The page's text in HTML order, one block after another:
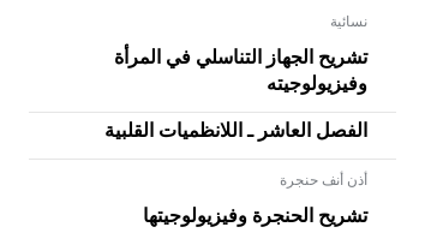
نسائية
تشريح الجهاز التناسلي في المرأة
وفيزيولوجيته
الفصل العاشر ـ اللانظميات القلبية
أذن أنف حنجرة
تشريح الحنجرة وفيزيولوجيتها